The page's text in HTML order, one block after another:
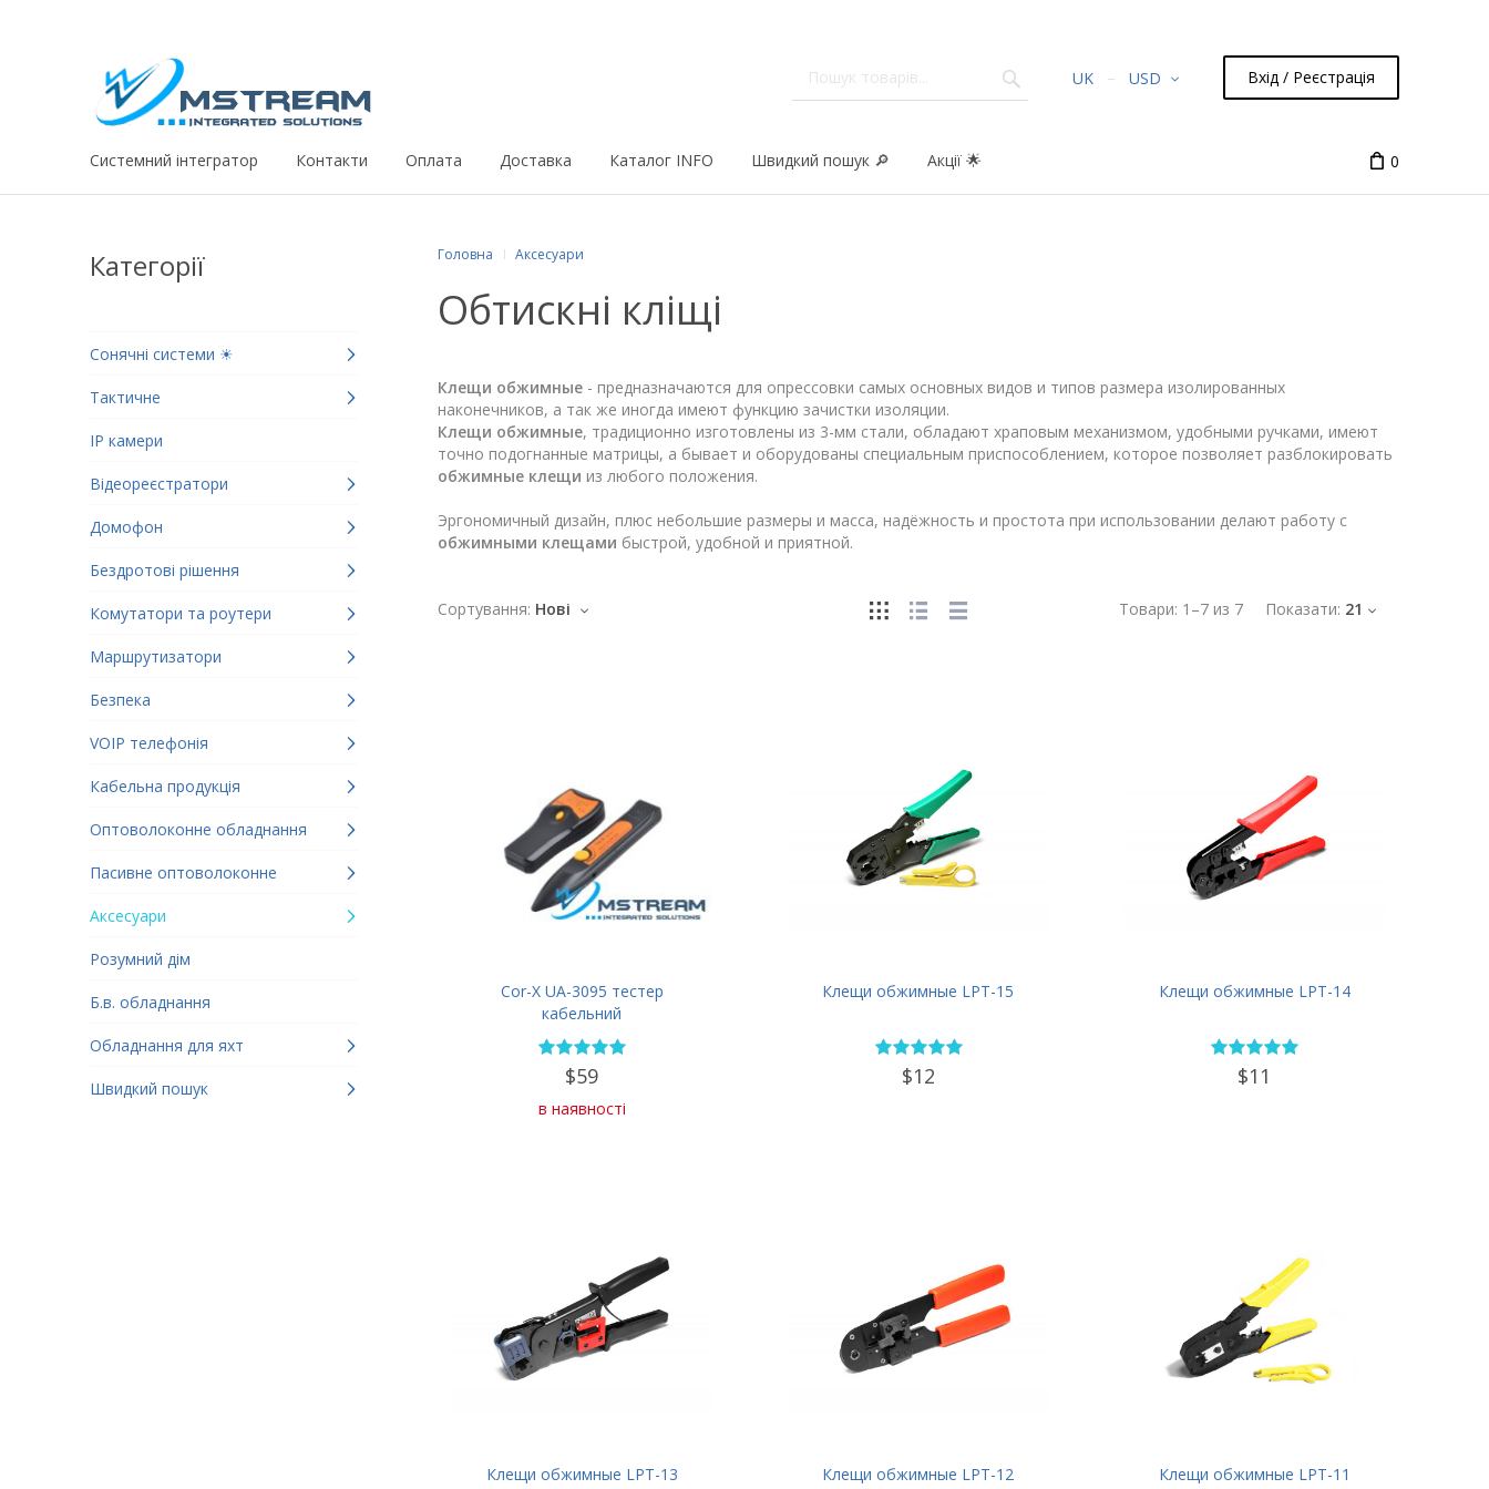
UK USD Вхід / Реєстрація
Системний iнтегратор Контакти Оплата Доставка Каталог INFO Швидкий пошук 🔎 Акції 🌟 0
Категорії
Сонячні системи ☀
Тактичне
IP камери
Відеореєстратори
Домофон
Бездротові рішення
Комутатори та роутери
Маршрутизатори
Безпека
VOIP телефонія
Кабельна продукція
Оптоволоконне обладнання
Пасивне оптоволоконне
Аксесуари
Розумний дім
Б.в. обладнання
Обладнання для яхт
Швидкий пошук
Головна Аксесуари
Обтискні кліщі
Клещи обжимные- предназначаются для опрессовки самых основных видов и типов размера изолированных
наконечников, а так же иногда имеют функцию зачистки изоляции.
Клещи обжимные, традиционно изготовлены из 3-мм стали, обладают храповым механизмом, удобными ручками, имеют
точно подогнанные матрицы, а бывает и оборудованы специальным приспособлением, которое позволяет разблокировать
обжимные клещи из любого положения.
Эргономичный дизайн, плюс небольшие размеры и масса, надёжность и простота при использовании делают работу с
обжимными клещами быстрой, удобной и приятной.
Товари: 1 –7 из 7 Показати: 21
Сортування: Нові
Cor-X UA-3095 тестер
кабельний
$59
в наявності
Клещи обжимные LPT-15
$12
Клещи обжимные LPT-14
$11
Клещи обжимные LPT-13 Клещи обжимные LPT-12 Клещи обжимные LPT-11